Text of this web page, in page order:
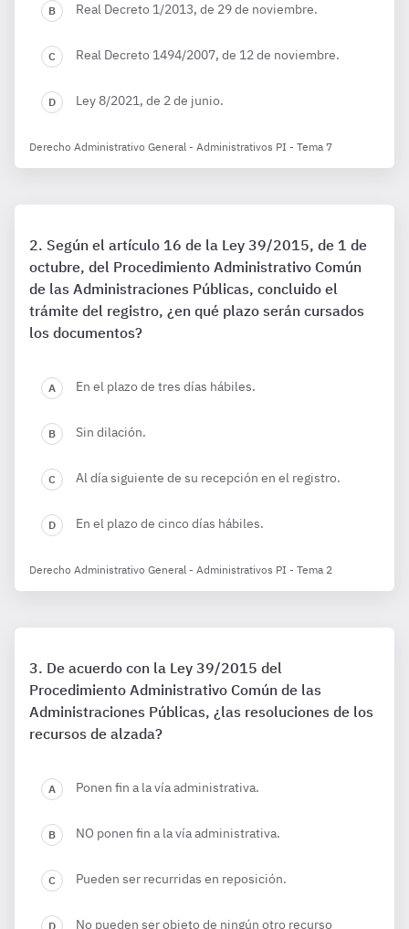
Real Decreto 1/2013, de 29 de noviembre.
Real Decreto 1494/2007, de 12 de noviembre.
Ley 8/2021, de 2 de junio.
Derecho Administrativo General - Administrativos PI - Tema 7
Según el artículo 16 de la Ley 39/2015, de 1 de
octubre, del Procedimiento Administrativo Común
de las Administraciones Públicas, concluido el
trámite del registro, ¿en qué plazo serán cursados
los documentos?
En el plazo de tres días hábiles.
Sin dilación.
Al día siguiente de su recepción en el registro.
En el plazo de cinco días hábiles.
Derecho Administrativo General - Administrativos PI - Tema 2
De acuerdo con la Ley 39/2015 del
Procedimiento Administrativo Común de las
Administraciones Públicas, ¿las resoluciones de los
recursos de alzada?
Ponen fin a la vía administrativa.
NO ponen fin a la vía administrativa.
Pueden ser recurridas en reposición.
No pueden ser objeto de ningún otro recurso